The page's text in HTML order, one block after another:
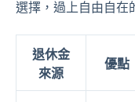
選擇，過上自由自在
退休金
來源
優點